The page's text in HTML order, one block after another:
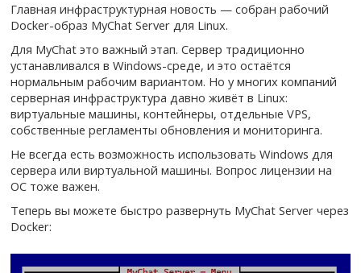
Главная инфраструктурная новость — собран рабочий
Docker-образ MyChat Server для Linux.
Для MyChat это важный этап. Сервер традиционно
устанавливался в Windows-среде, и это остаётся
нормальным рабочим вариантом. Но у многих компаний
серверная инфраструктура давно живёт в Linux:
виртуальные машины, контейнеры, отдельные VPS,
собственные регламенты обновления и мониторинга.
Не всегда есть возможность использовать Windows для
сервера или виртуальной машины. Вопрос лицензии на
ОС тоже важен.
Теперь вы можете быстро развернуть MyChat Server через
Docker: